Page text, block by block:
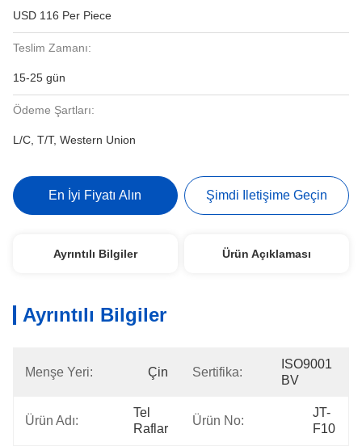
USD 116 Per Piece
Teslim Zamanı:
15-25 gün
Ödeme Şartları:
L/C, T/T, Western Union
En İyi Fiyatı Alın Şimdi Iletişime Geçin
Ayrıntılı Bilgiler Ürün Açıklaması
Ayrıntılı Bilgiler
Menşe Yeri: Çin Sertifika:
ISO9001
BV
Ürün Adı:
Tel
Raflar
Ürün No:
JT-
F10